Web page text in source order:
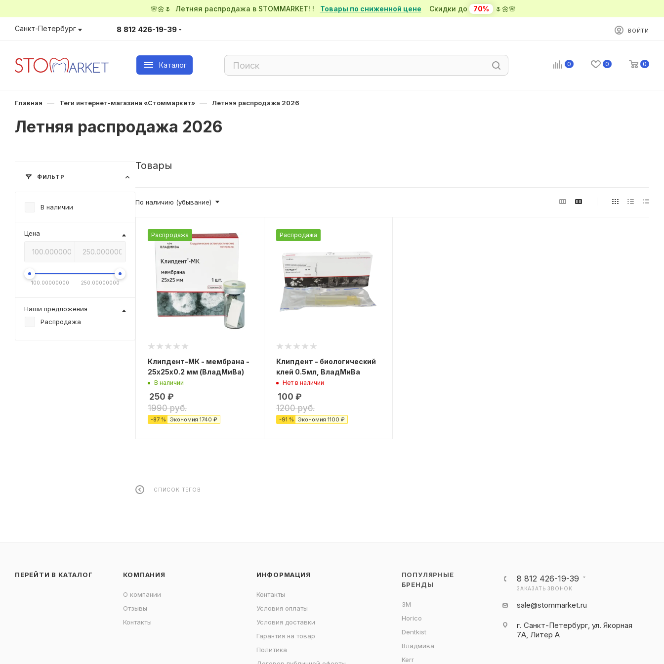
🌸🌼🌷 Летняя распродажа в STOMMARKET! ! Товары по сниженной цене Скидки до 70% 🌷🌼🌸
Санкт-Петербург 8 812 426-19-39 ВОЙТИ
Каталог 0 0 0
Главная — Теги интернет-магазина «Стоммаркет» — Летняя распродажа 2026
Летняя распродажа 2026
Товары
По наличию (убывание)
Распродажа
Клипдент-МК - мембрана -
25х25х0.2 мм (ВладМиВа)
В наличии
250 ₽
1990 руб.
-87 % Экономия 1740 ₽
Распродажа
Клипдент - биологический
клей 0.5мл, ВладМиВа
Нет в наличии
100 ₽
1200 руб.
-91 % Экономия 1100 ₽
СПИСОК ТЕГОВ
ФИЛЬТР
Цена
100.00000000 250.00000000
В наличии
Наши предложения
Распродажа
ПЕРЕЙТИ В КАТАЛОГ КОМПАНИЯ
О компании
Отзывы
Контакты
ИНФОРМАЦИЯ
Контакты
Условия оплаты
Условия доставки
Гарантия на товар
Политика
ПОПУЛЯРНЫЕ
БРЕНДЫ
3M
Horico
Dentkist
Владмива
Kerr
8 812 426-19-39
ЗАКАЗАТЬ ЗВОНОК
sale@stommarket.ru
г. Cанкт-Петербург, ул. Якорная
7А, Литер А